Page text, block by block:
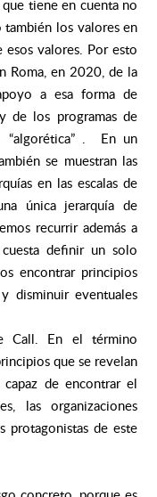
tiene en cuenta no
también los valores en
valores. Por esto
Roma, en 2020, de la
a esa forma de
de los programas de
“algorética” . En un
se muestran las
en las escalas de
única jerarquía de
recurrir además a
definir un solo
encontrar principios
disminuir eventuales
Call. En el término
que se revelan
de encontrar el
las organizaciones
protagonistas de este